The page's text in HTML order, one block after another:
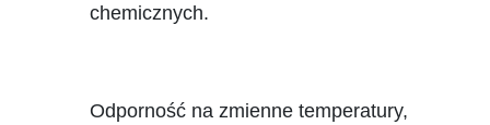
chemicznych.
Odporność na zmienne temperatury,